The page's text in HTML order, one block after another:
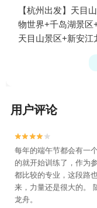
江+七里扬帆+富阳
+千岛湖中心湖区+
江月亮岛+千岛湖夜
+富阳奥普乐欢乐
火休闲农庄+雪水岭
春绿岛+千岛湖马术
爵洲际大酒店+千岛
府+桐庐鸬鹚湾+桐
艺馆（富阳店）+千
林公园+富阳军乐真
阳军乐真人CS（野
+唐模+翡翠谷+牯
丰乐湖风景区+宏
龙舟漂游+赛金花故
山村+古城岩+石台
谷景区+卢村+牯牛
黄帝源+杨家寨+养
假区+香溪漂流+黄
街+新安江滨水旅游
亮岛+《宏村阿菊》
+西海大峡谷+黄山
景区+新安江塔坑三
+新安江国画长廊游
【杭州出发】天目
物世界+千岛湖景区
天目山景区+新安江
吧+新安江水电站+
中心湖区+千岛湖
仙里风景区+严州古
+千岛湖啤酒小镇+
灯塔+千岛湖秀水街
天观+寿昌镇+桐庐
+富春江小三峡+桐
春江三桥+富阳古城
用户评论


每年的端午节都会有一
的就开始训练了，作为
都比较的专业，这段路
来，力量还是很大的。
龙舟。